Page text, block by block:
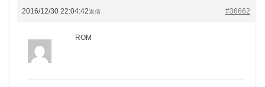
2016/12/30 22:04:42 #36662
返信
ROM